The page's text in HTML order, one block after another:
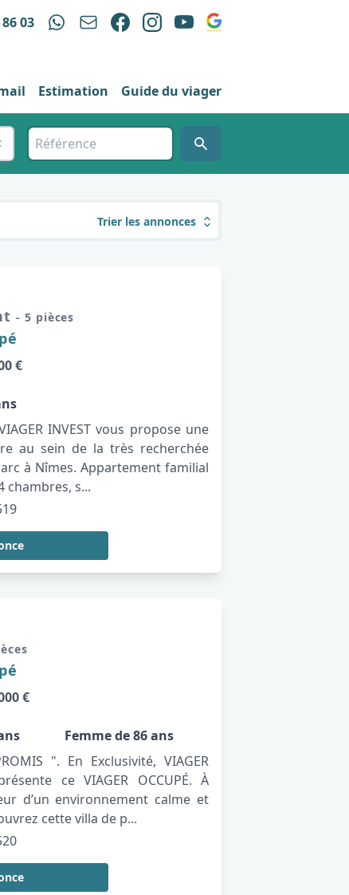
03
Estimation Guide du viager
Trier les annonces
- 5 pièces
€
INVEST vous propose une
au sein de la très recherchée
à Nîmes. Appartement familial
chambres, s...
€
Femme de 86 ans
". En Exclusivité, VIAGER
ce VIAGER OCCUPÉ. À
d’un environnement calme et
cette villa de p...